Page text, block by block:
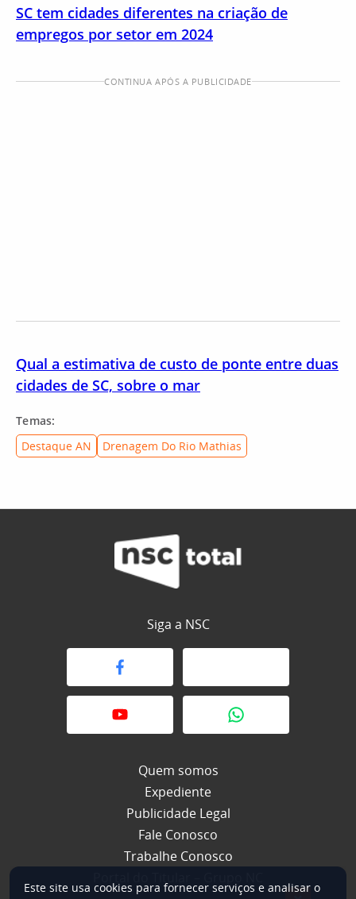
SC tem cidades diferentes na criação de
empregos por setor em 2024
CONTINUA APÓS A PUBLICIDADE
Qual a estimativa de custo de ponte entre duas
cidades de SC, sobre o mar
Temas:
Destaque AN
Drenagem Do Rio Mathias
Siga a NSC
Quem somos
Expediente
Publicidade Legal
Fale Conosco
Trabalhe Conosco
Este site usa cookies para fornecer serviços e analisar o